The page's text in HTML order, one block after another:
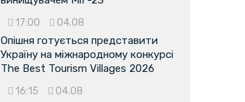
17:00 04.08
Опішня готується представити
Україну на міжнародному конкурсі
The Best Tourism Villages 2026
16:15 04.08